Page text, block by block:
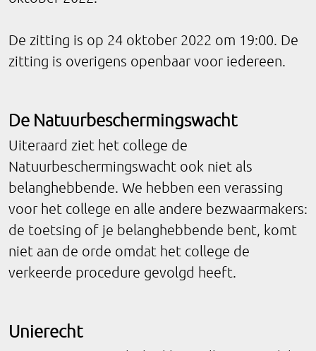
De zitting is op 24 oktober 2022 om 19:00. De
zitting is overigens openbaar voor iedereen.
De Natuurbeschermingswacht
Uiteraard ziet het college de
Natuurbeschermingswacht ook niet als
belanghebbende. We hebben een verassing
voor het college en alle andere bezwaarmakers:
de toetsing of je belanghebbende bent, komt
niet aan de orde omdat het college de
verkeerde procedure gevolgd heeft.
Unierecht